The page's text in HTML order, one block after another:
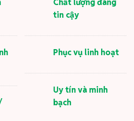
Chất lượng đáng
tin cậy
Phục vụ linh hoạt
Uy tín và minh
bạch